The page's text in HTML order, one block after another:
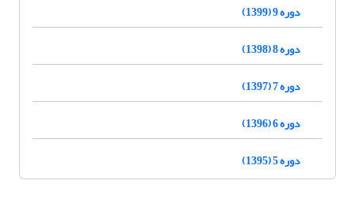
دوره 9 (1399)
دوره 8 (1398)
دوره 7 (1397)
دوره 6 (1396)
دوره 5 (1395)